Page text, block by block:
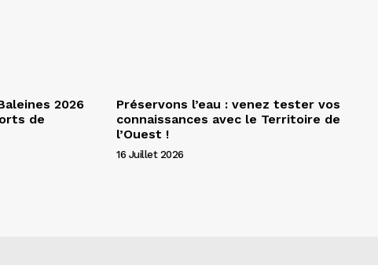
2026
de
Préservons l’eau : venez tester vos
connaissances avec le Territoire de
l’Ouest !
16 Juillet 2026